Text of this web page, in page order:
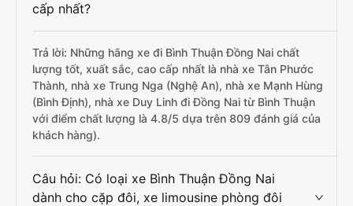
cấp nhất?
Trả lời: Những hãng xe đi Bình Thuận Đồng Nai chất
lượng tốt, xuất sắc, cao cấp nhất là nhà xe Tân Phước
Thành, nhà xe Trung Nga (Nghệ An), nhà xe Mạnh Hùng
(Bình Định), nhà xe Duy Linh đi Đồng Nai từ Bình Thuận
với điểm chất lượng là 4.8/5 dựa trên 809 đánh giá của
khách hàng).
Câu hỏi: Có loại xe Bình Thuận Đồng Nai
dành cho cặp đôi, xe limousine phòng đôi